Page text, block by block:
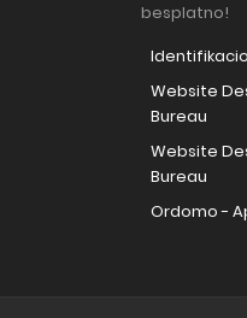
besplatno!
Website
Bureau
Website
Bureau
Ordomo -